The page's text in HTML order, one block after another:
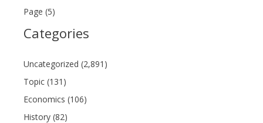
Page (5)
Categories
Uncategorized (2,891)
Topic (131)
Economics (106)
History (82)